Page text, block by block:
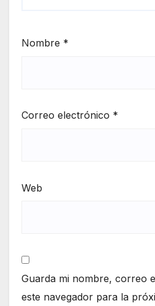
Nombre *
Correo electrónico *
Web
Guarda mi nombre, correo
este navegador para la